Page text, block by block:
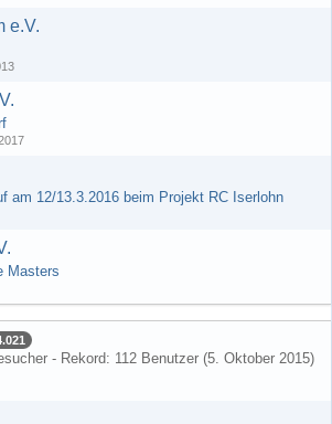
e.V.
am 12/13.3.2016 beim Projekt RC Iserlohn
Masters
- Rekord: 112 Benutzer (5. Oktober 2015)